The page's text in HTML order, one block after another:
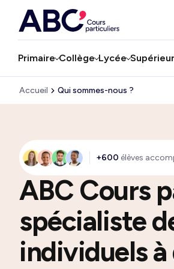
Primaire Collège Lycée
Accueil Qui sommes-nous ?
+600 élèves
ABC Cours
spécialiste
individuels